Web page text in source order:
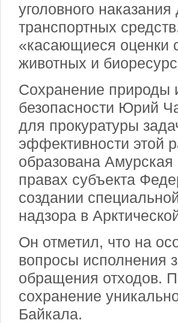
уголовного
транспортных
«касающиеся оценки
животных и
Сохранение природы
безопасности Юрий
для прокуратуры
эффективности этой
образована
правах субъекта
создании
надзора в
Он отметил, что на
вопросы исполнения
обращения отходов.
сохранение
Байкала.